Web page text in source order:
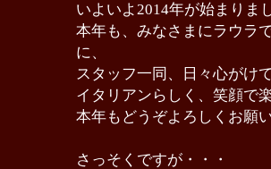
いよいよ2014年が始まりま
本年も、みなさまにラウラ
に、
ス タッフ一同、日々心がけ
イタリアンらしく、笑顔で
本年もどうぞよろしくお願
さっそくですが・・・